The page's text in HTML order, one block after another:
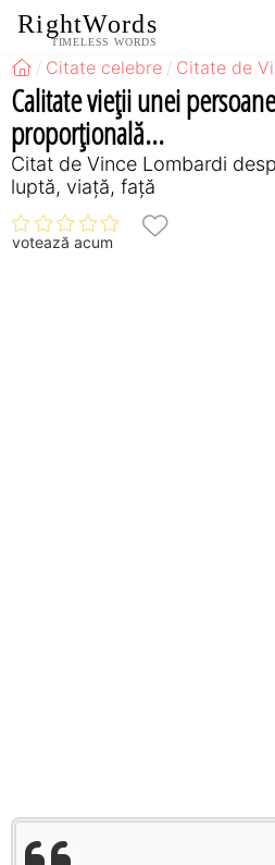
RightWords
TIMELESS WORDS
Citate celebre Citate de
Calitate vieţii unei
proporţională...
Citat de Vince Lombardi
luptă, viață, față
votează acum